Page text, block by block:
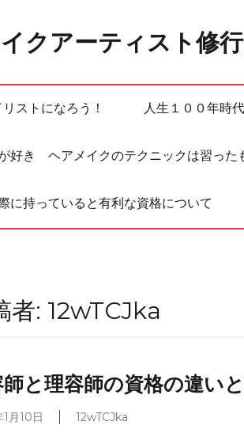
クアーティスト修
ストになろう！ 人生１００年時
好き ヘアメイクのテクニックは習った
に持っていると有利な資格について
者: 12wTCJka
師と理容師の資格の違い
月10日 12wTCJka